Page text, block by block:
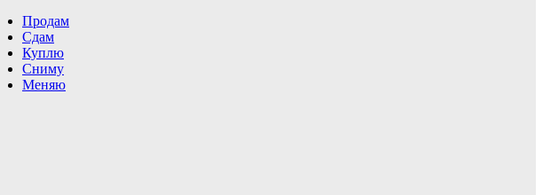
Продам
Сдам
Куплю
Сниму
Меняю